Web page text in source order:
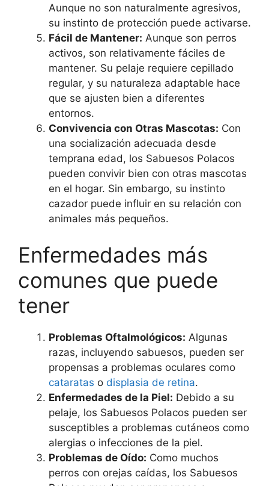
Aunque no son naturalmente agresivos,
su instinto de protección puede activarse.
Fácil de Mantener: Aunque son perros
activos, son relativamente fáciles de
mantener. Su pelaje requiere cepillado
regular, y su naturaleza adaptable hace
que se ajusten bien a diferentes
entornos.
Convivencia con Otras Mascotas: Con
una socialización adecuada desde
temprana edad, los Sabuesos Polacos
pueden convivir bien con otras mascotas
en el hogar. Sin embargo, su instinto
cazador puede influir en su relación con
animales más pequeños.
Enfermedades más
comunes que puede
tener
Problemas Oftalmológicos: Algunas
razas, incluyendo sabuesos, pueden ser
propensas a problemas oculares como
cataratas o displasia de retina.
Enfermedades de la Piel: Debido a su
pelaje, los Sabuesos Polacos pueden ser
susceptibles a problemas cutáneos como
alergias o infecciones de la piel.
Problemas de Oído: Como muchos
perros con orejas caídas, los Sabuesos